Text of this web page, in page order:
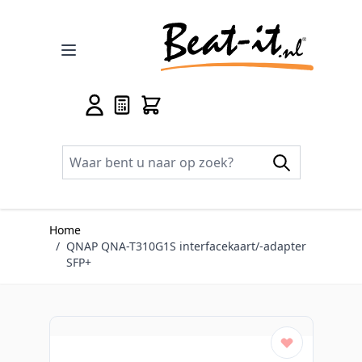
Home
/ QNAP QNA-T310G1S interfacekaart/-adapter
SFP+